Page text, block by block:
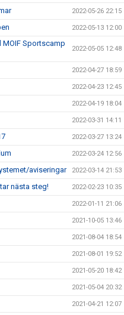
2022-05-26 22:15
2022-05-13 12:00
Sportscamp
2022-05-05 12:48
2022-04-27 18:59
2022-04-23 12:45
2022-04-19 18:04
2022-03-31 14:11
2022-03-27 13:24
2022-03-24 12:56
aviseringar 2022-03-14 21:53
nästa steg! 2022-02-23 10:35
2022-01-11 21:06
2021-10-05 13:46
2021-08-04 18:54
2021-08-01 19:52
2021-05-20 18:42
2021-05-04 20:32
2021-04-21 12:07